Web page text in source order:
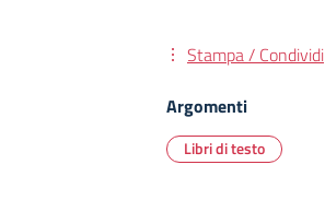
Stampa / Condividi
Argomenti
Libri di testo